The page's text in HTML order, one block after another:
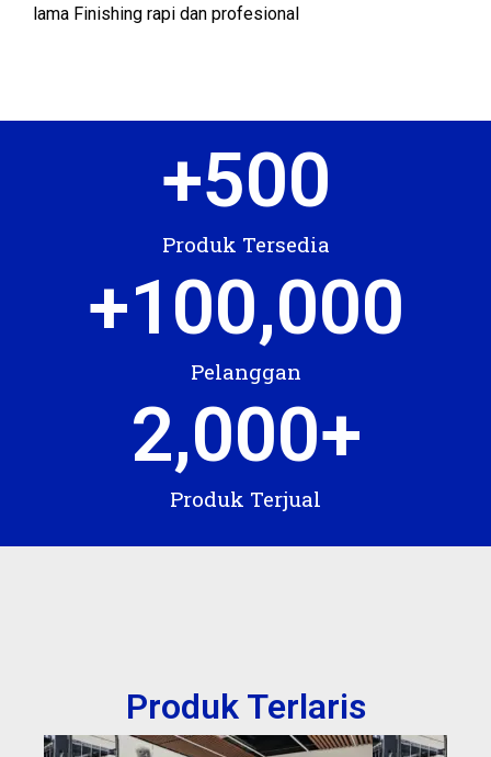
lama Finishing rapi dan profesional
Produk Tersedia
+500
Pelanggan
+100,000
Produk Terjual
2,000+
Produk Terlaris